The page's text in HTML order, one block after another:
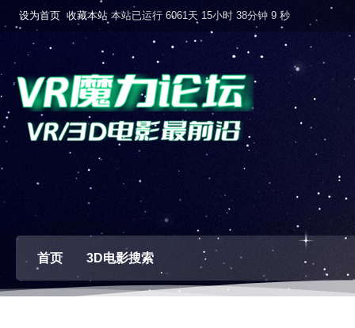
设为首页 收藏本站 本站已运行 6061天 15小时 38分钟 10 秒
首页 3D电影搜索